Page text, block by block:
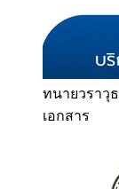
ทนายวราวุธ
เอกสาร